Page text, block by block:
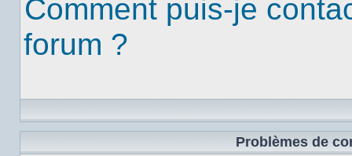
Comment puis-je
forum ?
Problèmes de